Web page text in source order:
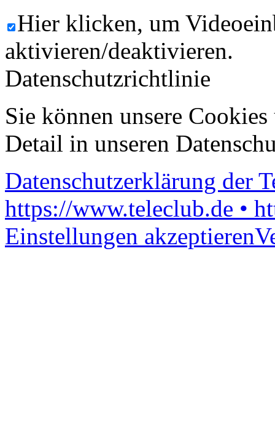
Hier klicken, um
aktivieren/deaktivieren.
Datenschutzrichtlinie
Sie können unsere
Detail in unseren
Datenschutzerklärung der
https://www.teleclub.de •
Einstellungen akzeptieren